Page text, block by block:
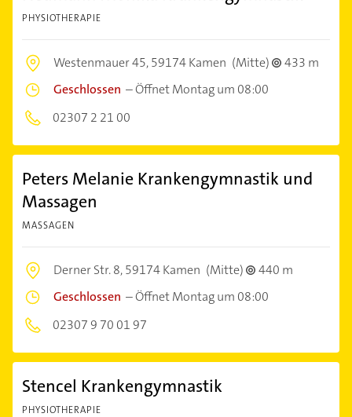
PHYSIOTHERAPIE
Westenmauer 45,59174 Kamen (Mitte)
433 m
Geschlossen –Öffnet Montag um 08:00
02307 2 21 00
Peters Melanie Krankengymnastik und
Massagen
MASSAGEN
Derner Str. 8,59174 Kamen (Mitte)
440 m
Geschlossen –Öffnet Montag um 08:00
02307 9 70 01 97
Stencel Krankengymnastik
PHYSIOTHERAPIE